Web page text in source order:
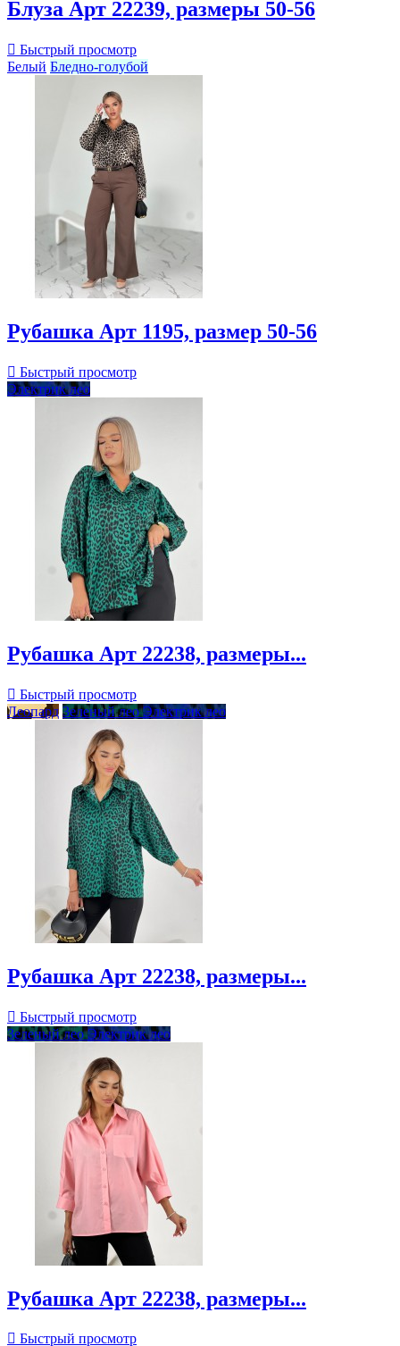
Блуза Арт 22239, размеры 50-56
 Быстрый просмотр
Белый Бледно-голубой
Рубашка Арт 1195, размер 50-56
 Быстрый просмотр
Электрик лео
Рубашка Арт 22238, размеры...
 Быстрый просмотр
Леопард Зеленый леоЭлектрик лео
Рубашка Арт 22238, размеры...
 Быстрый просмотр
Зеленый леоЭлектрик лео
Рубашка Арт 22238, размеры...
 Быстрый просмотр